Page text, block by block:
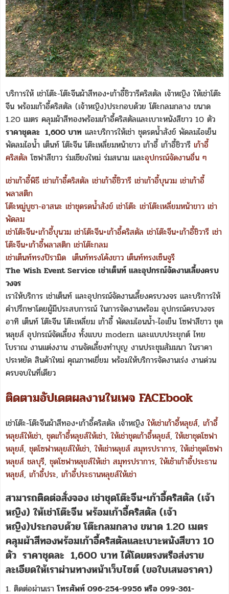
บริการให้ เช่าโต๊ะ-โต๊ะจีนผ้าสีทอง+เก้าอี้ชิวารีคริสตัล เจ้าหญิง ให้เช่าโต๊ะ
จีน พร้อมเก้าอี้คริสตัล (เจ้าหญิง)ประกอบด้วย โต๊ะกลมกลาง ขนาด
1.20 เมตร คลุมผ้าสีทองพร้อมเก้าอี้คริสตัลและเบาะหนังสีขาว 10 ตัว
ราคาชุดละ 1,600 บาท และบริการให้เช่า ชุดรดน้ำสังข์ พัดลมไอเย็น
พัดลมไอน้ำ เต็นท์ โต๊ะจีน โต๊ะเหลี่ยมหน้าขาว เก้าอี้ เก้าอี้ชิวารี เก้าอี้
คริสตัล โซฟาสีขาว ร่มเชียงใหม่ ร่มสนาม และอุปกรณ์จัดงานอื่น ๆ
เช่าเก้าอี้พิธี เช่าเก้าอี้คริสตัล เช่าเก้าอี้ชิวารี เช่าเก้าอี้บุนวม เช่าเก้าอี้
พลาสติก
โต๊ะหมู่บูชา-อาสนะ เช่าชุดรดน้ำสังข์ เช่าโต๊ะ เช่าโต๊ะเหลี่ยมหน้าขาว เช่า
พัดลม
เช่าโต๊ะจีน+เก้าอี้บุนวม เช่าโต๊ะจีน+เก้าอี้คริสตัล เช่าโต๊ะจีน+เก้าอี้ชิวารี เช่า
โต๊ะจีน+เก้าอี้พลาสติก เช่าโต๊ะกลม
เช่าเต็นท์ทรงปิรามิด เต็นท์ทรงโค้งขาว เต็นท์ทรงเซ็นจูรี
The Wish Event Service เช่าเต็นท์ และอุปกรณ์จัดงานเลี้ยงครบ
วงจร
เราให้บริการ เช่าเต็นท์ และอุปกรณ์จัดงานเลี้ยงครบวงจร และบริการให้
คำปรึกษาโดยผู้มีประสบการณ์ ในการจัดงานพร้อม อุปกรณ์ครบวงจร
อาทิ เต็นท์ โต๊ะจีน โต๊ะเหลี่ยม เก้าอี้ พัดลมไอนน้ำ-ไอเย็น โซฟาสีขาว ชุด
หลุยส์ อุปกรณ์จัดเลี้ยง ทั้งแบบ modern และแบบประยุกต์ ไทย
โบราณ งานแต่งงาน งานจัดเลี้ยงทำบุญ งานประชุมสัมมนา ในราคา
ประหยัด สินค้าใหม่ คุณภาพเยี่ยม พร้อมให้บริการจัดงานเร่ง งานด่วน
ครบจบในที่เดียว
ติดตามอัปเดตผลงานในเพจ FACEbook
เช่าโต๊ะ-โต๊ะจีนผ้าสีทอง+เก้าอี้คริสตัล เจ้าหญิงให้เช่าเก้าอี้หลุยส์, เก้าอี้
หลุยส์ให้เช่า, ชุดเก้าอี้หลุยส์ให้เช่า, ให้เช่าชุดเก้าอี้หลุยส์, ให้เชาชุดโซฟา
หลุยส์, ชุดโซฟาหลุยส์ให้เช่า, ให้เช่าหลุยส์ สมุทรปราการ, ให้เช่าชุดโซฟา
หลุยส์ ชลบุรี, ชุดโซฟาหลุยส์ให้เช่า สมุทรปราการ, ให้เช้าเก้าอี้ประธาน
หลุยส์, เก้าอี้ประ, เก้าอี้ประธานหลุยส์ให้เช่า
สามารถติดต่อสั่งจอง เช่าชุดโต๊ะจีน+เก้าอี้คริสตัล (เจ้า
หญิง) ให้เช่าโต๊ะจีน พร้อมเก้าอี้คริสตัล (เจ้า
หญิง)ประกอบด้วย โต๊ะกลมกลาง ขนาด 1.20 เมตร
คลุมผ้าสีทองพร้อมเก้าอี้คริสตัลและเบาะหนังสีขาว 10
ตัว ราคาชุดละ 1,600 บาทได้โดยตรงหรือส่งราย
ละเอียดให้เราผ่านทางหน้าเว็บไซต์ (ขอใบเสนอราคา)
1. ติดต่อผ่านเราโทรศัพท์ 096-254-9956 หรือ 099-361-